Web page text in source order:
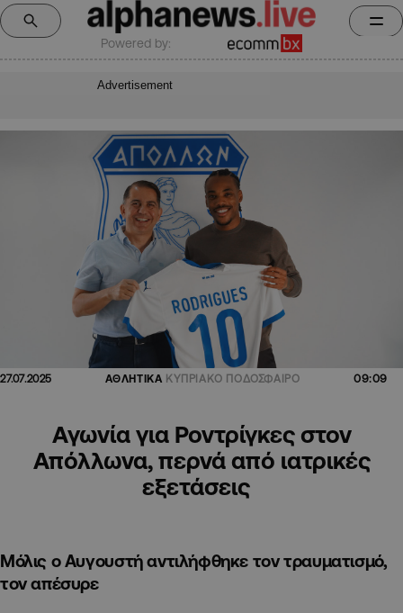
Powered by:
Advertisement
27.07.2025 ΑΘΛΗΤΙΚΑ ΚΥΠΡΙΑΚΟ ΠΟΔΟΣΦΑΙΡΟ 09:09
Αγωνία για Ροντρίγκες στον
Απόλλωνα, περνά από ιατρικές
εξετάσεις
Μόλις ο Αυγουστή αντιλήφθηκε τον τραυματισμό,
τον απέσυρε